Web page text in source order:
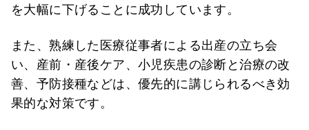
を大幅に下げることに成功しています。
また、熟練した医療従事者による出産の立ち会
い、産前・産後ケア、小児疾患の診断と治療の改
善、予防接種などは、優先的に講じられるべき効
果的な対策です。